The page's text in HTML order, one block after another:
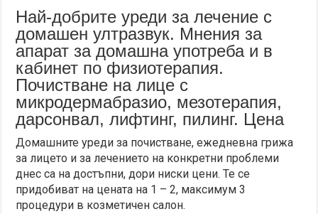
Най-добрите уреди за лечение с
домашен ултразвук. Мнения за
апарат за домашна употреба и в
кабинет по физиотерапия.
Почистване на лице с
микродермабразио, мезотерапия,
дарсонвал, лифтинг, пилинг. Цена
Домашните уреди за почистване, ежедневна грижа
за лицето и за лечението на конкретни проблеми
днес са на достъпни, дори ниски цени. Те се
придобиват на цената на 1 – 2, максимум 3
процедури в козметичен салон.